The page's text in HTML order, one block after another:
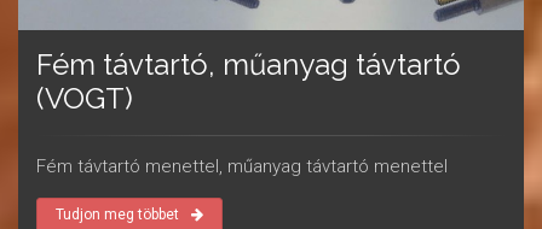
Fém távtartó, műanyag távtartó
(VOGT)
Fém távtartó menettel, műanyag távtartó menettel
Tudjon meg többet